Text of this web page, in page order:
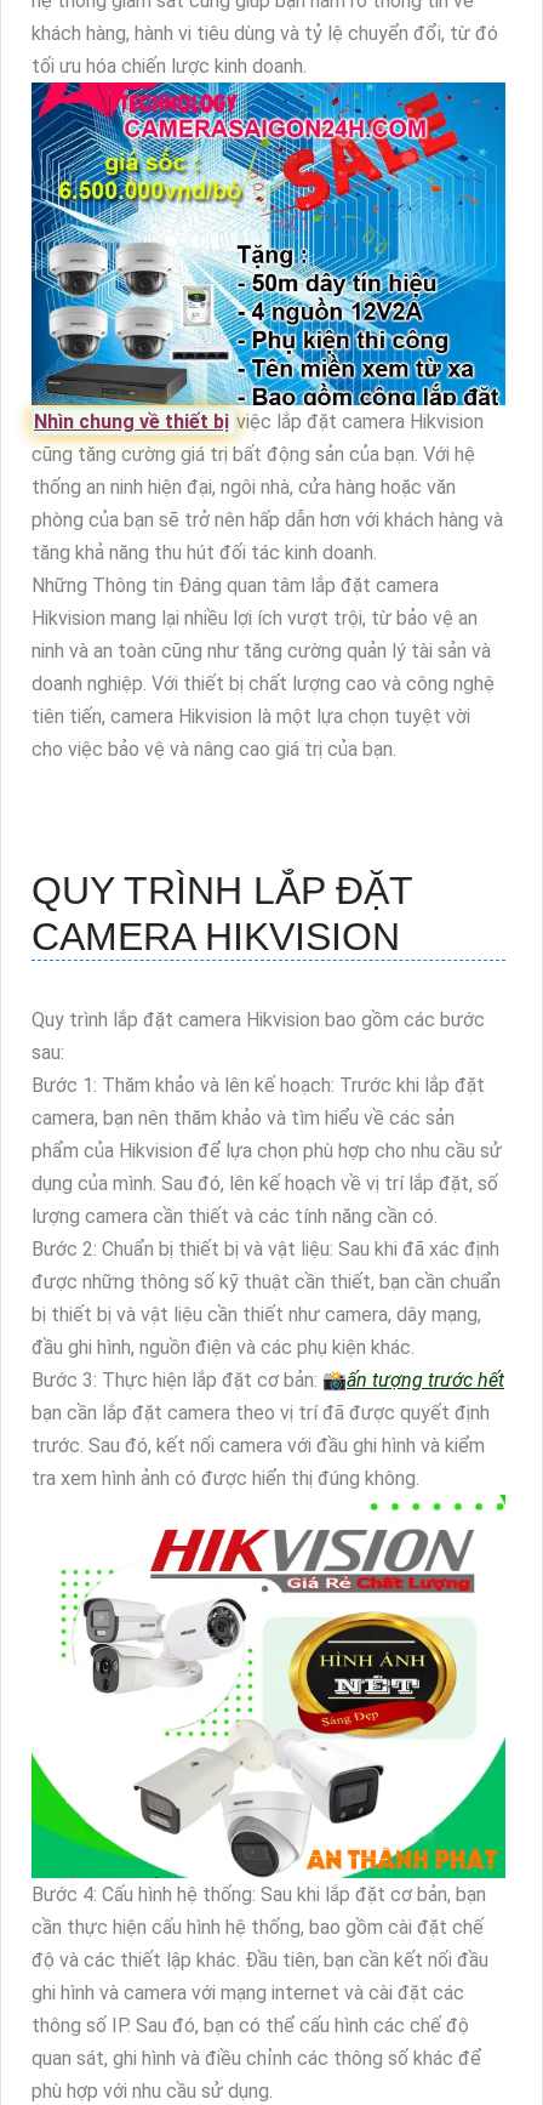
khách hàng, hành vi tiêu dùng và tỷ lệ chuyển đổi, từ đó
tối ưu hóa chiến lược kinh doanh.
Nhìn chung về thiết bị việc lắp đặt camera Hikvision
cũng tăng cường giá trị bất động sản của bạn. Với hệ
thống an ninh hiện đại, ngôi nhà, cửa hàng hoặc văn
phòng của bạn sẽ trở nên hấp dẫn hơn với khách hàng và
tăng khả năng thu hút đối tác kinh doanh.
Những Thông tin Đáng quan tâm lắp đặt camera
Hikvision mang lại nhiều lợi ích vượt trội, từ bảo vệ an
ninh và an toàn cũng như tăng cường quản lý tài sản và
doanh nghiệp. Với thiết bị chất lượng cao và công nghệ
tiên tiến, camera Hikvision là một lựa chọn tuyệt vời
cho việc bảo vệ và nâng cao giá trị của bạn.
QUY TRÌNH LẮP ĐẶT
CAMERA HIKVISION
Quy trình lắp đặt camera Hikvision bao gồm các bước
sau:
Bước 1: Thăm khảo và lên kế hoạch: Trước khi lắp đặt
camera, bạn nên thăm khảo và tìm hiểu về các sản
phẩm của Hikvision để lựa chọn phù hợp cho nhu cầu sử
dụng của mình. Sau đó, lên kế hoạch về vị trí lắp đặt, số
lượng camera cần thiết và các tính năng cần có.
Bước 2: Chuẩn bị thiết bị và vật liệu: Sau khi đã xác định
được những thông số kỹ thuật cần thiết, bạn cần chuẩn
bị thiết bị và vật liệu cần thiết như camera, dây mạng,
đầu ghi hình, nguồn điện và các phụ kiện khác.
Bước 3: Thực hiện lắp đặt cơ bản: 📸ấn tượng trước hết
bạn cần lắp đặt camera theo vị trí đã được quyết định
trước. Sau đó, kết nối camera với đầu ghi hình và kiểm
tra xem hình ảnh có được hiển thị đúng không.
Bước 4: Cấu hình hệ thống: Sau khi lắp đặt cơ bản, bạn
cần thực hiện cấu hình hệ thống, bao gồm cài đặt chế
độ và các thiết lập khác. Đầu tiên, bạn cần kết nối đầu
ghi hình và camera với mạng internet và cài đặt các
thông số IP. Sau đó, bạn có thể cấu hình các chế độ
quan sát, ghi hình và điều chỉnh các thông số khác để
phù hợp với nhu cầu sử dụng.